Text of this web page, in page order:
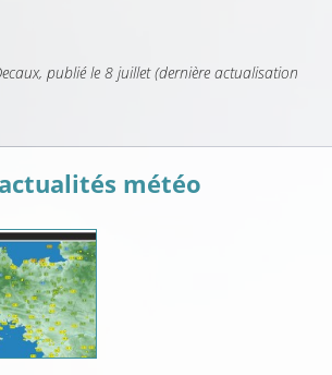
, publiéle 8 juillet(dernière actualisation
météo